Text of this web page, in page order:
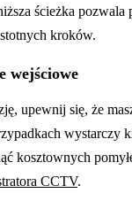
ścieżka pozwala
kroków.
wejściowe
upewnij się, że
wystarczy
kosztownych
CCTV.